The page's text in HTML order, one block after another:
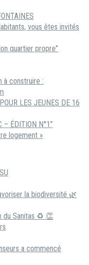
vous êtes invités
quartier propre”
à construire :
LES JEUNES DE 16
– ÉDITION N°1”
logement »
la biodiversité 🌿
du Sanitas ♻ 👏
a commencé